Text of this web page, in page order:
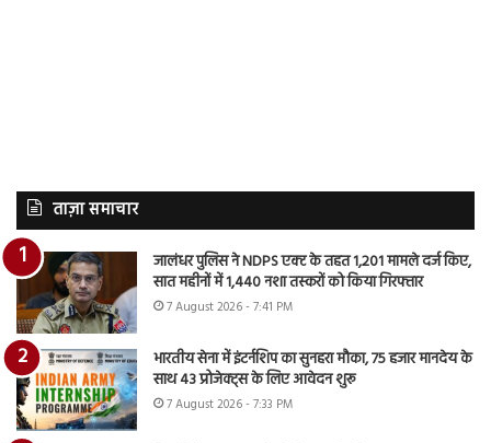
ताज़ा समाचार
जालंधर पुलिस ने NDPS एक्ट के तहत 1,201 मामले दर्ज किए,
सात महीनों में 1,440 नशा तस्करों को किया गिरफ्तार
7 August 2026 - 7:41 PM
भारतीय सेना में इंटर्नशिप का सुनहरा मौका, 75 हजार मानदेय के
साथ 43 प्रोजेक्ट्स के लिए आवेदन शुरू
7 August 2026 - 7:33 PM